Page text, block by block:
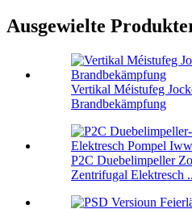
Ausgewielte
Vertikal Méistufeg
Brandbekämpfung
P2C Duebelimpeller
Zentrifugal Elektresch